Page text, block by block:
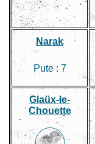
Narak
Pute :7
Glaüx-le-
Chouette